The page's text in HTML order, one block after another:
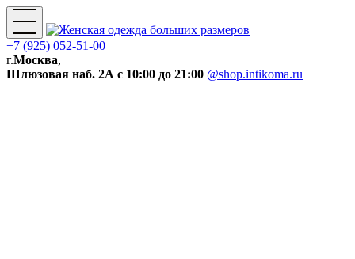
+7 (925) 052-51-00
г.Москва,
Шлюзовая наб. 2А с 10:00 до 21:00 @shop.intikoma.ru